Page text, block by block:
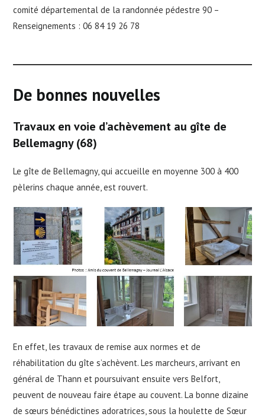
comité départemental de la randonnée pédestre 90 –
Renseignements : 06 84 19 26 78
De bonnes nouvelles
Travaux en voie d’achèvement au gîte de
Bellemagny (68)
Le gîte de Bellemagny, qui accueille en moyenne 300 à 400
pèlerins chaque année, est rouvert.
En effet, les travaux de remise aux normes et de
réhabilitation du gîte s’achèvent. Les marcheurs, arrivant en
général de Thann et poursuivant ensuite vers Belfort,
peuvent de nouveau faire étape au couvent. La bonne dizaine
de sœurs bénédictines adoratrices, sous la houlette de Sœur